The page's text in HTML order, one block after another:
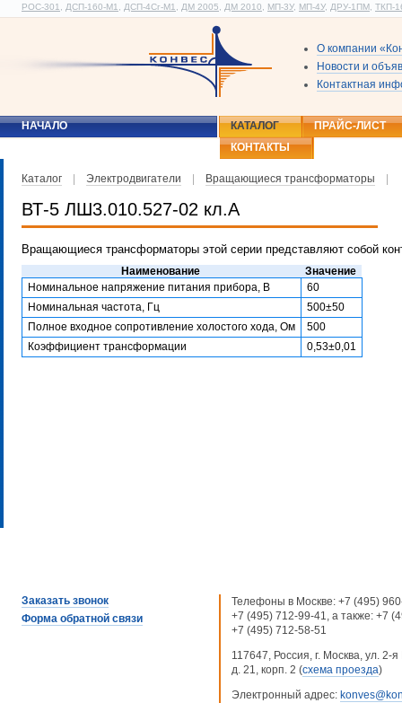
РОС-301 ДСП-160-М1 ДСП-4Сг-М1 ДМ 2005 ДМ 2010 МП-3У, МП-4У, ДРУ-1ПМ ТКП-
О компании
Новости и
Контактная
НАЧАЛО КАТАЛОГ
ПРАЙС-ЛИСТ
КОНТАКТЫ
Каталог Электродвигатели Вращающиеся трансформаторы
ВТ-5 ЛШ3.010.527-02 кл.А
Вращающиеся трансформаторы этой серии представляют собой
Наименование
Значение
Номинальное напряжение питания прибора, В
60
Номинальная частота, Гц
500±50
Полное входное сопротивление холостого хода, Ом
500
Коэффициент трансформации
0,53±0,01
Заказать звонок
Форма обратной связи
Телефоны в Москве: +7 (495)
+7 (495) 712-99-41, а также: +7
+7 (495) 712-58-51
117647, Россия, г. Москва, ул. 2-
д. 21, корп. 2 (схема проезда)
Электронный адрес: